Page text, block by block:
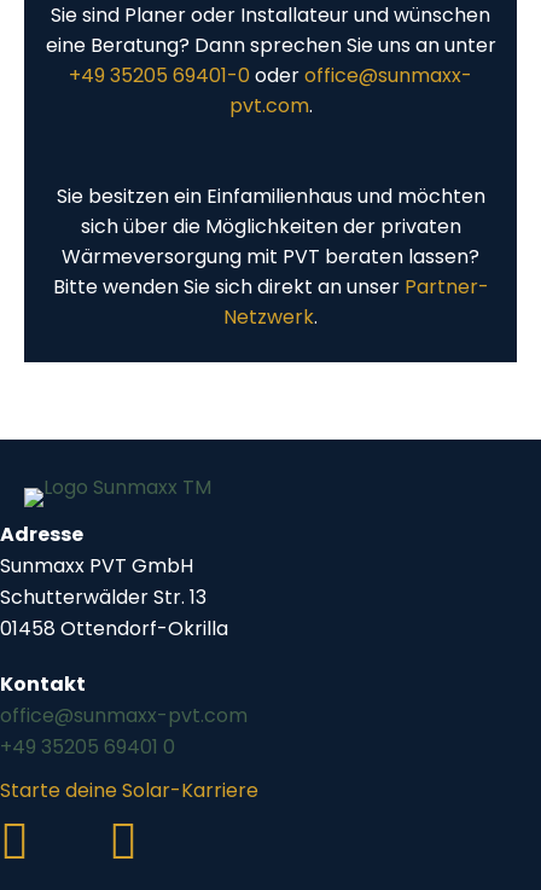
Sie sind Planer oder Installateur und wünschen
eine Beratung? Dann sprechen Sie uns an unter
+49 35205 69401-0 oderoffice@sunmaxx-
pvt.com.
Sie besitzen ein Einfamilienhaus und möchten
sich über die Möglichkeiten der privaten
Wärmeversorgung mit PVT beraten lassen?
Bitte wenden Sie sich direkt an unser Partner-
Netzwerk.
Adresse
Sunmaxx PVT GmbH
Schutterwälder Str. 13
01458 Ottendorf-Okrilla
Kontakt
office@sunmaxx-pvt.com
+49 35205 69401 0
Starte deine Solar-Karriere
Link zum Sunmaxx-Profil auf LinkedIn
Link zum Sunmaxx-Profil auf Youtube